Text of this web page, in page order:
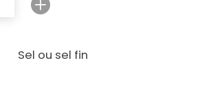
Sel ou sel fin